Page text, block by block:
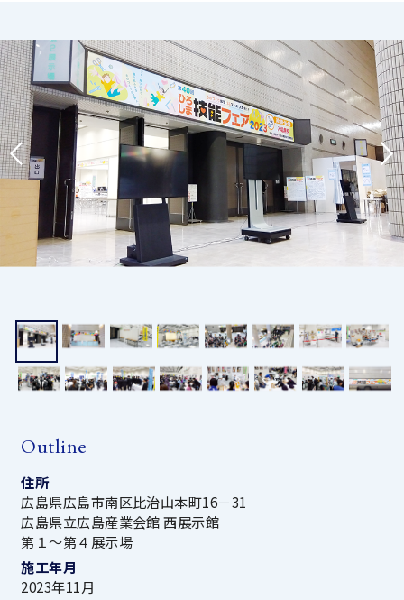
Outline
住所
広島県広島市南区比治山本町16－31
広島県立広島産業会館 西展示館
第１～第４展示場
施工年月
2023年11月